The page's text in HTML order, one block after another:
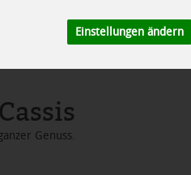
Einstellungen ändern
Genuss.